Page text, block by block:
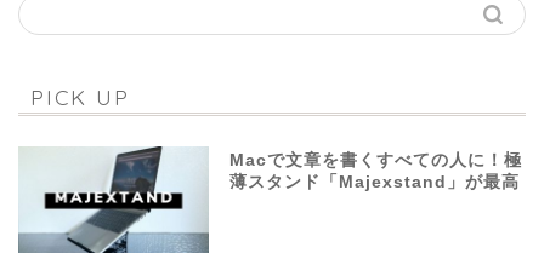
PICK UP
Macで文章を書くすべての人に！極
薄スタンド「Majexstand」が最高